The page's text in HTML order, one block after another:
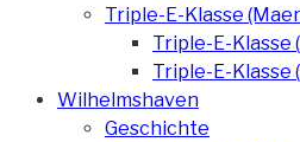
Triple-E-Klasse
Triple-E-Klasse
Triple-E-Klasse
Wilhelmshaven
Geschichte